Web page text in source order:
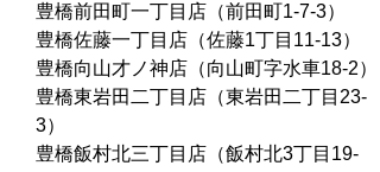
豊橋前田町一丁目店（前田町1-7-3）
豊橋佐藤一丁目店（佐藤1丁目11-13）
豊橋向山才ノ神店（向山町字水車18-2）
豊橋東岩田二丁目店（東岩田二丁目23-
3）
豊橋飯村北三丁目店（飯村北3丁目19-